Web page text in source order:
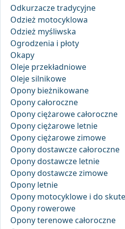
Odkurzacze tradycyjne
Odzież motocyklowa
Odzież myśliwska
Ogrodzenia i płoty
Okapy
Oleje przekładniowe
Oleje silnikowe
Opony bieżnikowane
Opony całoroczne
Opony ciężarowe całoroczne
Opony ciężarowe letnie
Opony ciężarowe zimowe
Opony dostawcze całoroczne
Opony dostawcze letnie
Opony dostawcze zimowe
Opony letnie
Opony motocyklowe i do
Opony rowerowe
Opony terenowe całoroczne